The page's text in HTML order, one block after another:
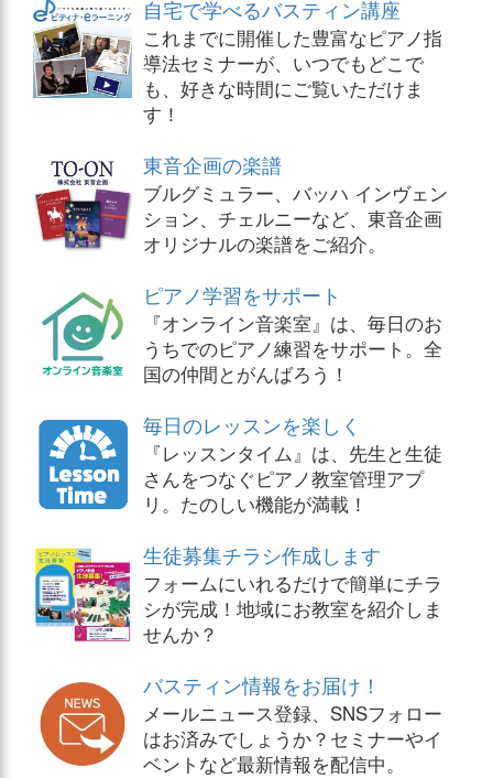
自宅で学べるバスティン講座
これまでに開催した豊富なピアノ指
導法セミナーが、いつでもどこで
も、好きな時間にご覧いただけま
す！
東音企画の楽譜
ブルグミュラー、バッハ インヴェン
ション、チェルニーなど、東音企画
オリジナルの楽譜をご紹介。
ピアノ学習をサポート
『オンライン音楽室』は、毎日のお
うちでのピアノ練習をサポート。全
国の仲間とがんばろう！
毎日のレッスンを楽しく
『レッスンタイム』は、先生と生徒
さんをつなぐピアノ教室管理アプ
リ。たのしい機能が満載！
生徒募集チラシ作成します
フォームにいれるだけで簡単にチラ
シが完成！地域にお教室を紹介しま
せんか？
バスティン情報をお届け！
メールニュース登録、SNSフォロー
はお済みでしょうか？セミナーやイ
ベントなど最新情報を配信中。